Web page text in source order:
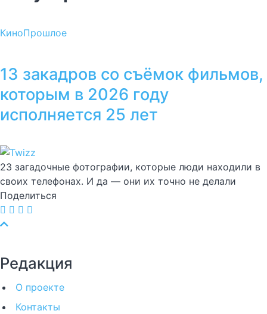
КиноПрошлое
13 закадров со съёмок фильмов,
которым в 2026 году
исполняется 25 лет
23 загадочные фотографии, которые люди находили в
своих телефонах. И да — они их точно не делали
Поделиться
Редакция
О проекте
Контакты